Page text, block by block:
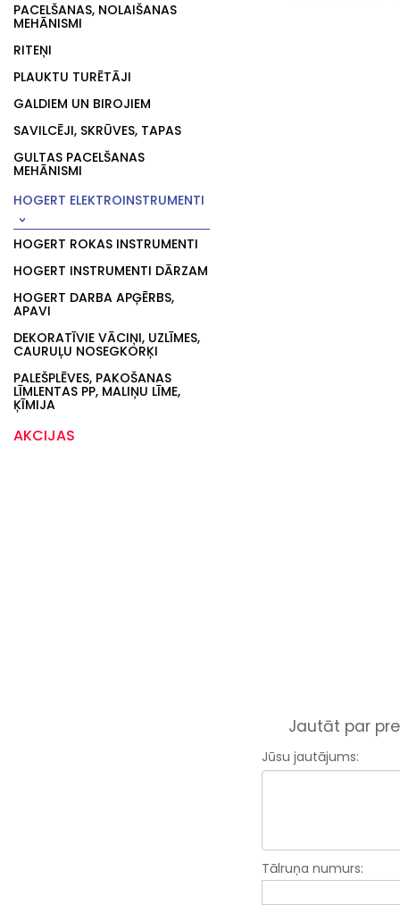
PACELŠANAS, NOLAIŠANAS
MEHĀNISMI
RITEŅI
PLAUKTU TURĒTĀJI
GALDIEM UN BIROJIEM
SAVILCĒJI, SKRŪVES, TAPAS
GULTAS PACELŠANAS
MEHĀNISMI
HOGERT ELEKTROINSTRUMENTI
HOGERT ROKAS INSTRUMENTI
HOGERT INSTRUMENTI DĀRZAM
HOGERT DARBA APĢĒRBS,
APAVI
DEKORATĪVIE VĀCIŅI, UZLĪMES,
CAURUĻU NOSEGKORĶI
PALEŠPLĒVES, PAKOŠANAS
LĪMLENTAS PP, MALIŅU LĪME,
ĶĪMIJA
AKCIJAS
Jautāt par
Jūsu jautājums:
Tālruņa numurs: